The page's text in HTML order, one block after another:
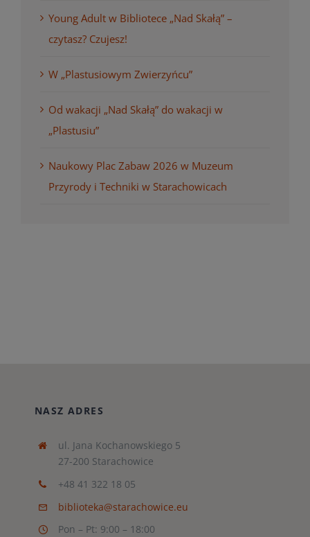
Young Adult w Bibliotece „Nad Skałą” –
czytasz? Czujesz!
W „Plastusiowym Zwierzyńcu”
Od wakacji „Nad Skałą” do wakacji w
„Plastusiu”
Naukowy Plac Zabaw 2026 w Muzeum
Przyrody i Techniki w Starachowicach
NASZ ADRES
ul. Jana Kochanowskiego 5
27-200 Starachowice
+48 41 322 18 05
biblioteka@starachowice.eu
Pon – Pt: 9:00 – 18:00